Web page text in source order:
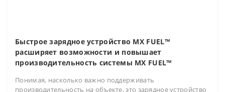
Быстрое зарядное устройство MX FUEL™
расширяет возможности и повышает
производительность системы MX FUEL™
Понимая, насколько важно поддерживать
производительность на объекте, это зарядное устройство